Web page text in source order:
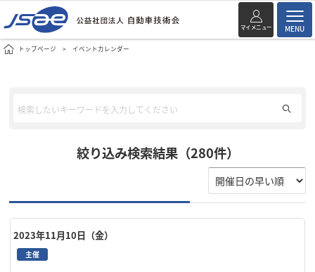
マイメニュー MENU
トップページ イベントカレンダー
絞り込み検索結果（280件）
2023年11月10日（金）
主催